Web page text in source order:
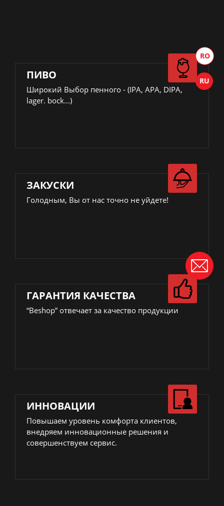
ПИВО
Широкий Выбор пенного - (IPA, APA, DIPA,
lager. bock...)
ЗАКУСКИ
Голодным, Вы от нас точно не уйдете!
ГАРАНТИЯ КАЧЕСТВА
“Beshop” отвечает за качество продукции
ИННОВАЦИИ
Повышаем уровень комфорта клиентов,
внедряем инновационные решения и
совершенствуем сервис.